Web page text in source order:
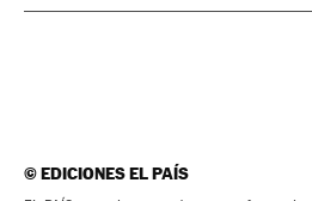
©EDICIONES EL PAÍS